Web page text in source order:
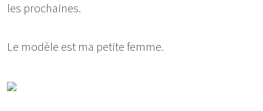
les prochaines.
Le modèle est ma petite femme.